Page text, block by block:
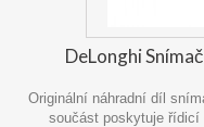
DeLonghi
Originální náhradní díl
součást poskytuje řídicí